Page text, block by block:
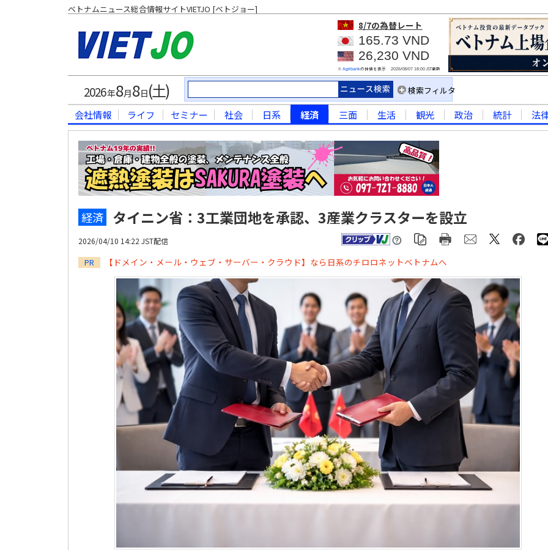
ベトナムニュース総合情報サイトVIETJO [ベトジョー]
8/7の為替レート
165.73 VND
26,230 VND
※ Agribankの仲値を表示 2026/08/07 18:00JST更新
2026年8月8日(土) 検索フィルタ
会社情報 ライフ セミナー 社会 日系 経済 三面 生活 観光 政治 統計 法
経済 タイニン省：3工業団地を承認、3産業クラスターを設立
2026/04/10 14:22 JST配信
PR 【ドメイン・メール・ウェブ・サーバー・クラウド】なら日系のチロロネットベトナムへ